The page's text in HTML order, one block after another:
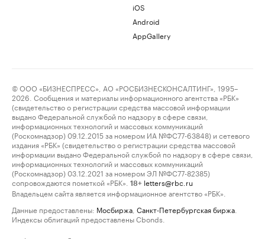
iOS
Android
AppGallery
© ООО «БИЗНЕСПРЕСС», АО «РОСБИЗНЕСКОНСАЛТИНГ», 1995–
2026. Сообщения и материалы информационного агентства «РБК»
(свидетельство о регистрации средства массовой информации
выдано Федеральной службой по надзору в сфере связи,
информационных технологий и массовых коммуникаций
(Роскомнадзор) 09.12.2015 за номером ИА №ФС77-63848) и сетевого
издания «РБК» (свидетельство о регистрации средства массовой
информации выдано Федеральной службой по надзору в сфере связи,
информационных технологий и массовых коммуникаций
(Роскомнадзор) 03.12.2021 за номером ЭЛ №ФС77-82385)
сопровождаются пометкой «РБК».
18+ letters@rbc.ru
Владельцем сайта является информационное агентство «РБК».
Данные предоставлены: Мосбиржа Санкт-Петербургская биржа
Индексы облигаций предоставлены Cbonds.